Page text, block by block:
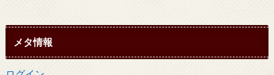
メタ情報